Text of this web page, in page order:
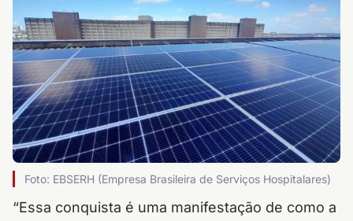
Foto: EBSERH (Empresa Brasileira de Serviços Hospitalares)
“Essa conquista é uma manifestação de como a